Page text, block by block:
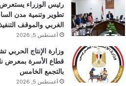
رئيس الوزراء يستعرض
تطوير وتنمية مدن
الغربي والموقف
أغسطس 5, 2026
وزارة الإنتاج الحربي
قطاع الأسرة بمعرض
بالتجمع الخامس
أغسطس 5, 2026